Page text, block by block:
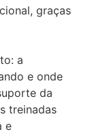
graças
a
e onde
da
treinadas
e